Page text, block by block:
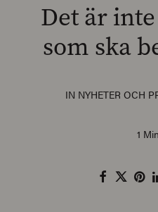
Det är
som ska
IN NYHETER OCH
1